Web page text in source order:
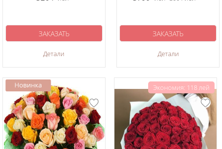
Детали
ЗАКАЗАТЬ
Детали
ЗАКАЗАТЬ
Экономия: 118 лей